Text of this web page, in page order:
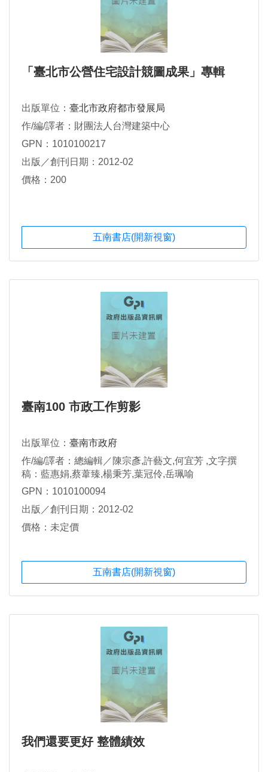
「臺北市公營住宅設計競圖成果」專輯
出版單位： 臺北市政府都市發展局
作/編/譯者：財團法人台灣建築中心
GPN：1010100217
出版／創刊日期：2012-02
價格：200
五南書店(開新視窗)
臺南100 市政工作剪影
出版單位： 臺南市政府
作/編/譯者：總編輯／陳宗彥,許藝文,何宜芳 ,文字撰
稿：藍惠娟,蔡葦臻,楊秉芳,葉冠伶,岳珮喻
GPN：1010100094
出版／創刊日期：2012-02
價格：未定價
五南書店(開新視窗)
我們還要更好 整體績效